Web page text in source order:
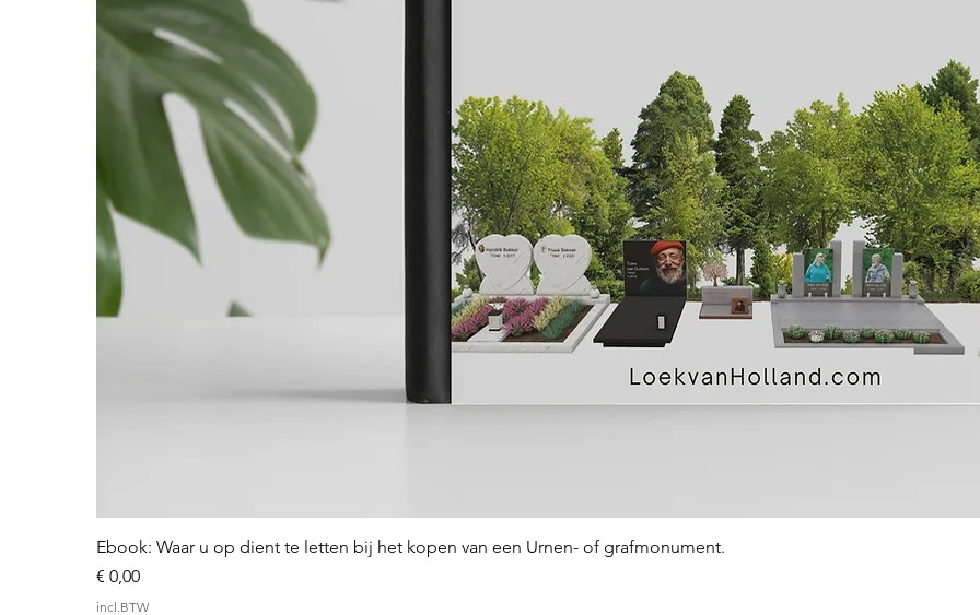
Snel overzicht
Ebook: Waar u op dient te letten bij het kopen van een Urnen- of grafmonument.
Prijs
€ 0,00
incl.BTW